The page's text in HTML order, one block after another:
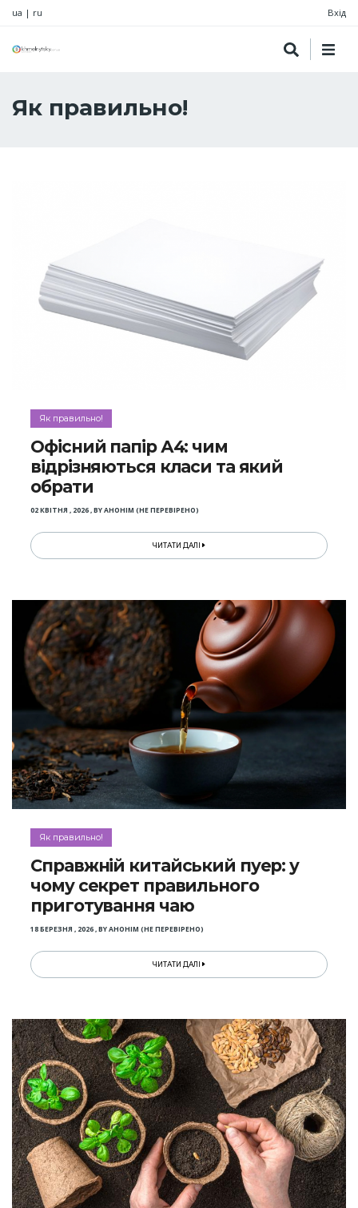
ua | ru Вхід
Як правильно!
Як правильно!
Офісний папір А4: чим
відрізняються класи та який
обрати
02 КВІТНЯ , 2026,BYАНОНІМ (НЕ ПЕРЕВІРЕНО)
ЧИТАТИ ДАЛІ
Як правильно!
Справжній китайський пуер: у
чому секрет правильного
приготування чаю
18 БЕРЕЗНЯ , 2026,BYАНОНІМ (НЕ ПЕРЕВІРЕНО)
ЧИТАТИ ДАЛІ